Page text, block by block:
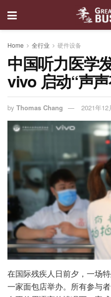
Home 全行业 硬件设备
中国听力医学
vivo 启动“声
by Thomas Chang 2021年12
在国际残疾人日前夕，一场
一家面包店举办。所有参与